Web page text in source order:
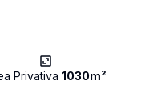
Privativa 1030m²